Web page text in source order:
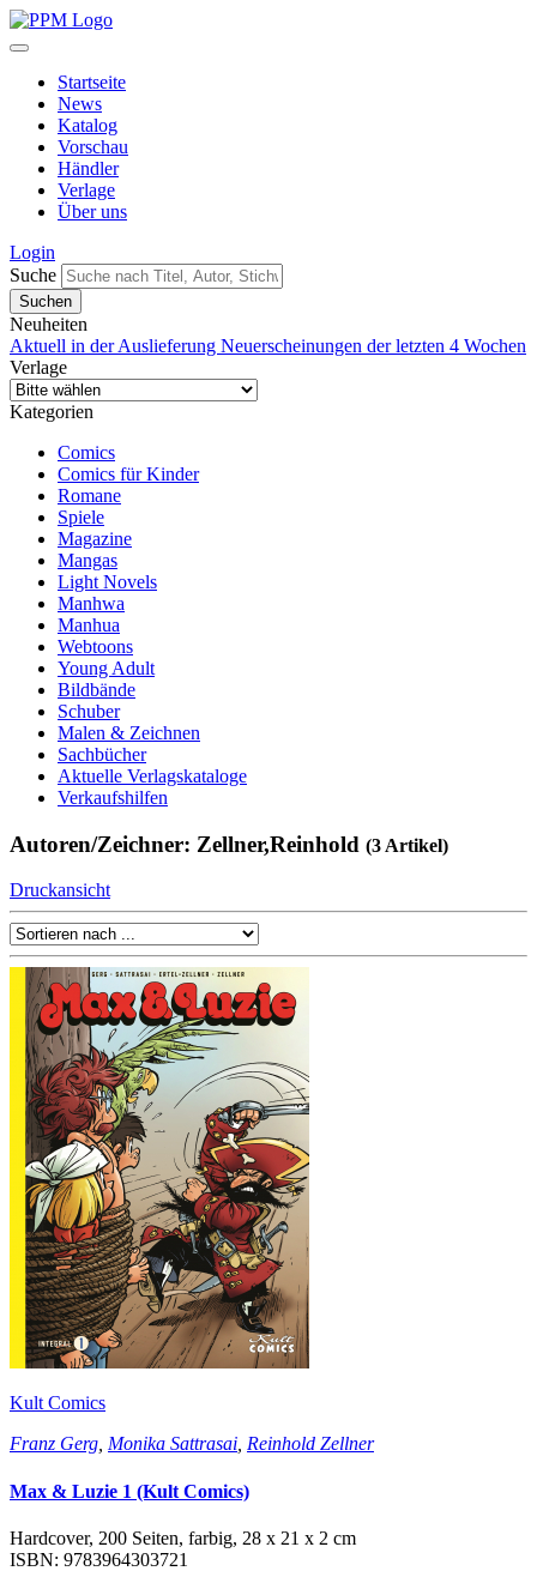
Startseite
News
Katalog
Vorschau
Händler
Verlage
Über uns
Login
Suche
Neuheiten
Aktuell in der Auslieferung Neuerscheinungen der letzten 4 Wochen
Verlage
Kategorien
Comics
Comics für Kinder
Romane
Spiele
Magazine
Mangas
Light Novels
Manhwa
Manhua
Webtoons
Young Adult
Bildbände
Schuber
Malen & Zeichnen
Sachbücher
Aktuelle Verlagskataloge
Verkaufshilfen
Autoren/Zeichner: Zellner,Reinhold (3 Artikel)
Druckansicht
Kult Comics
Franz Gerg, Monika Sattrasai, Reinhold Zellner
Max & Luzie 1 (Kult Comics)
Hardcover, 200 Seiten, farbig, 28 x 21 x 2 cm
ISBN: 9783964303721